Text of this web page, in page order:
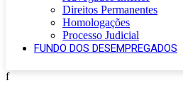
Direitos Permanentes
Homologações
Processo Judicial
FUNDO DOS DESEMPREGADOS
f